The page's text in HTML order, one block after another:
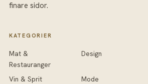
finare sidor.
KATEGORIER
Mat &
Restauranger
Design
Vin & Sprit Mode